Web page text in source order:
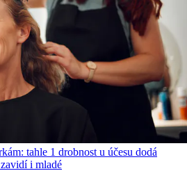
tahle 1 drobnost u účesu dodá
i mladé